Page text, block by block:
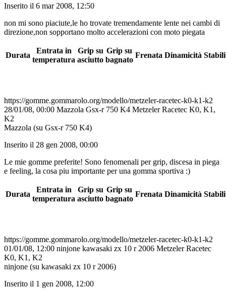
Inserito il 6 mar 2008, 12:50
non mi sono piaciute,le ho trovate tremendamente lente nei cambi di
direzione,non sopportano molto accelerazioni con moto piegata
Durata
Entrata in
temperatura
Grip su
asciutto
Grip su
bagnato
Frenata Dinamicità
https://gomme.gommarolo.org/modello/metzeler-racetec-k0-k1-k2
28/01/08, 00:00 Mazzola Gsx-r 750 K4 Metzeler Racetec K0, K1,
K2
Mazzola (su Gsx-r 750 K4)
Inserito il 28 gen 2008, 00:00
Le mie gomme preferite! Sono fenomenali per grip, discesa in piega
e feeling, la cosa piu importante per una gomma sportiva :)
Durata
Entrata in
temperatura
Grip su
asciutto
Grip su
bagnato
Frenata Dinamicità
https://gomme.gommarolo.org/modello/metzeler-racetec-k0-k1-k2
01/01/08, 12:00 ninjone kawasaki zx 10 r 2006 Metzeler Racetec
K0, K1, K2
ninjone (su kawasaki zx 10 r 2006)
Inserito il 1 gen 2008, 12:00